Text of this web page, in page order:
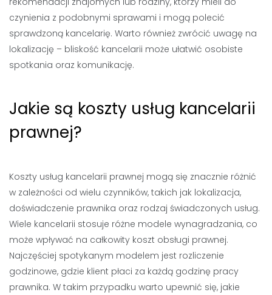
czynienia z podobnymi sprawami i mogą polecić
sprawdzoną kancelarię. Warto również zwrócić uwagę na
lokalizację – bliskość kancelarii może ułatwić osobiste
spotkania oraz komunikację.
Jakie są koszty usług kancelarii
prawnej?
Koszty usług kancelarii prawnej mogą się znacznie różnić
w zależności od wielu czynników, takich jak lokalizacja,
doświadczenie prawnika oraz rodzaj świadczonych usług.
Wiele kancelarii stosuje różne modele wynagradzania, co
może wpływać na całkowity koszt obsługi prawnej.
Najczęściej spotykanym modelem jest rozliczenie
godzinowe, gdzie klient płaci za każdą godzinę pracy
prawnika. W takim przypadku warto upewnić się, jakie